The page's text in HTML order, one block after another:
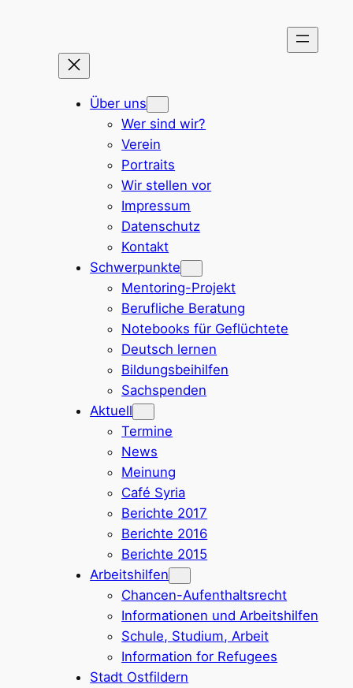
springen
Über uns
Wer sind wir?
Verein
Portraits
Wir stellen vor
Impressum
Datenschutz
Kontakt
Schwerpunkte
Mentoring-Projekt
Berufliche Beratung
Notebooks für Geflüchtete
Deutsch lernen
Bildungsbeihilfen
Sachspenden
Aktuell
Termine
News
Meinung
Café Syria
Berichte 2017
Berichte 2016
Berichte 2015
Arbeitshilfen
Chancen-Aufenthaltsrecht
Informationen und Arbeitshilfen
Schule, Studium, Arbeit
Information for Refugees
Stadt Ostfildern